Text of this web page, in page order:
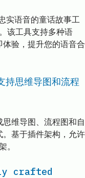
实语音的童话故事工
该工具支持多种语
验，提升您的语音合
思维导图和流程
维导图、流程图和自
基于插件架构，允许
。
crafted